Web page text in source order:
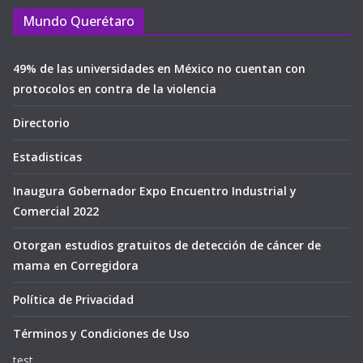
Mundo Querétaro
49% de las universidades en México no cuentan con
protocolos en contra de la violencia
Directorio
Estadisticas
Inaugura Gobernador Expo Encuentro Industrial y
Comercial 2022
Otorgan estudios gratuitos de detección de cáncer de
mama en Corregidora
Política de Privacidad
Términos y Condiciones de Uso
test